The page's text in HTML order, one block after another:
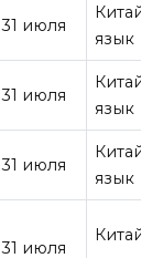
31 июля
язык
31 июля
язык
31 июля
язык
31 июля